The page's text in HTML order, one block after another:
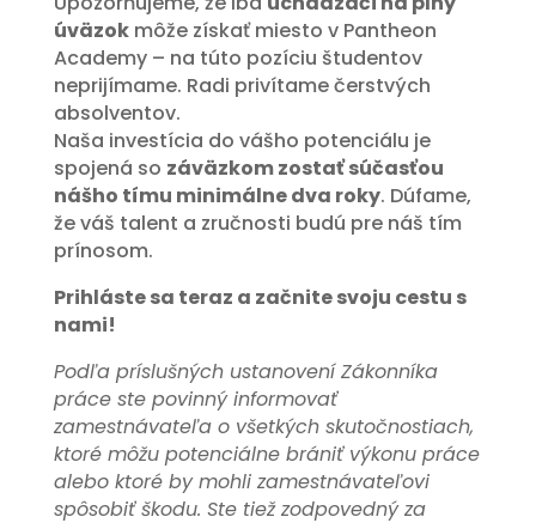
úväzokmôže získať miesto v Pantheon
Academy – na túto pozíciu študentov
neprijímame. Radi privítame čerstvých
absolventov.
Naša investícia do vášho potenciálu je
spojená so záväzkom zostať súčasťou
nášho tímu minimálne dva roky. Dúfame,
že váš talent a zručnosti budú pre náš tím
prínosom.
Prihláste sa teraz a začnite svoju cestu s
nami!
Podľa príslušných ustanovení Zákonníka
práce ste povinný informovať
zamestnávateľa o všetkých skutočnostiach,
ktoré môžu potenciálne brániť výkonu práce
alebo ktoré by mohli zamestnávateľovi
spôsobiť škodu. Ste tiež zodpovedný za